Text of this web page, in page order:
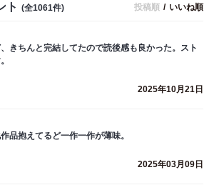
ト (全1061件) 投稿順 / いいね順
きちんと完結してたので読後感も良かった。スト
2025年10月21日
品抱えてるど一作一作が薄味。
2025年03月09日